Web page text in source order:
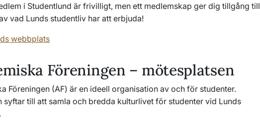
i Studentlund är frivilligt, men ett medlemskap ger dig tillgång till
vad Lunds studentliv har att erbjuda!
webbplats
Föreningen – mötesplatsen
Föreningen (AF) är en ideell organisation av och för studenter.
syftar till att samla och bredda kulturlivet för studenter vid Lunds